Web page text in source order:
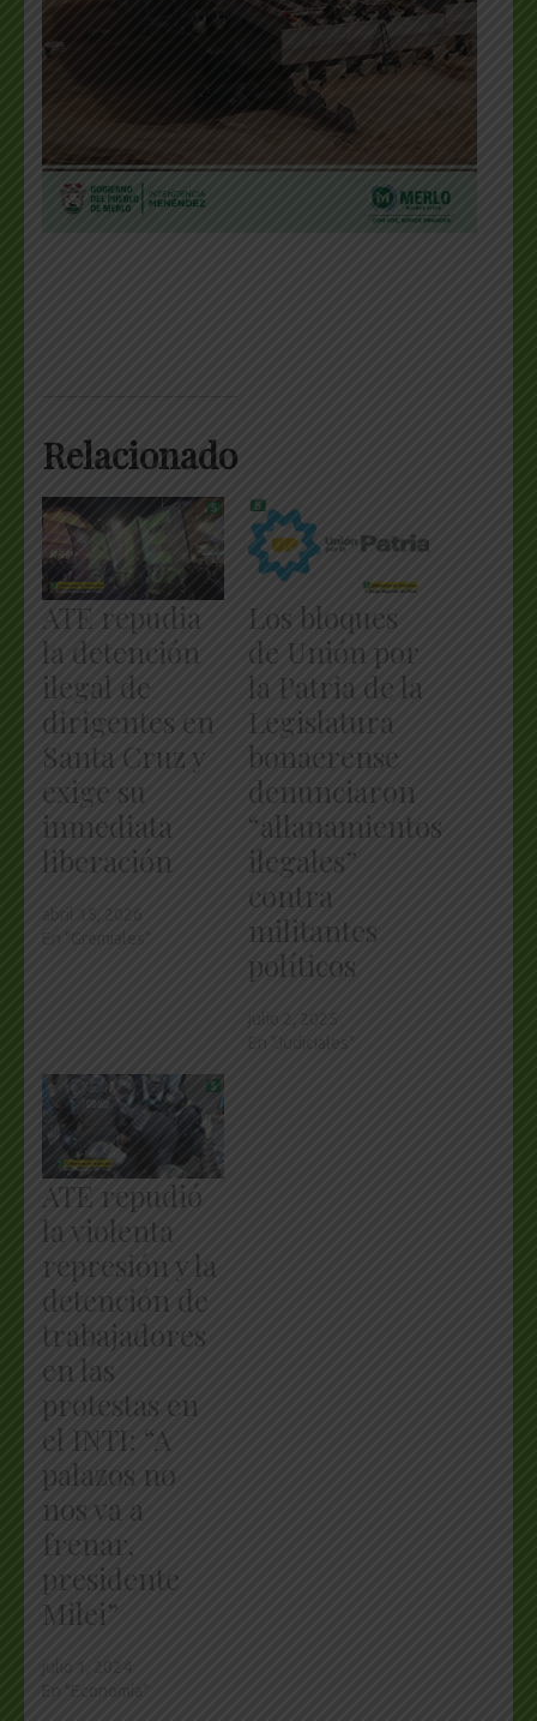
Relacionado
ATE repudia
la detención
ilegal de
dirigentes en
Santa Cruz y
exige su
inmediata
liberación
Los bloques
de Unión por
la Patria de la
Legislatura
bonaerense
denunciaron
“allanamientos
ilegales”
contra
militantes
políticos
ATE repudió
la violenta
represión y la
detención de
trabajadores
en las
protestas en
el INTI: “A
palazos no
nos va a
frenar,
presidente
Milei”